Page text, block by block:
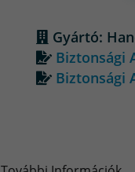
Gyártó:
Biztonsági
Biztonsági